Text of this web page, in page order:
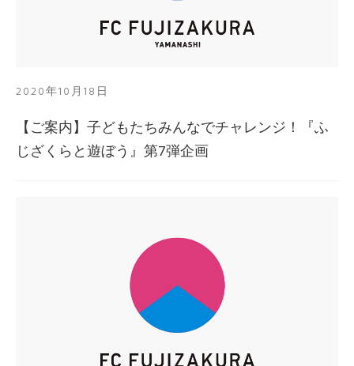
2020年10月18日
【ご案内】子どもたちみんなでチャレンジ！『ふ
じざくらと遊ぼう』第7弾企画